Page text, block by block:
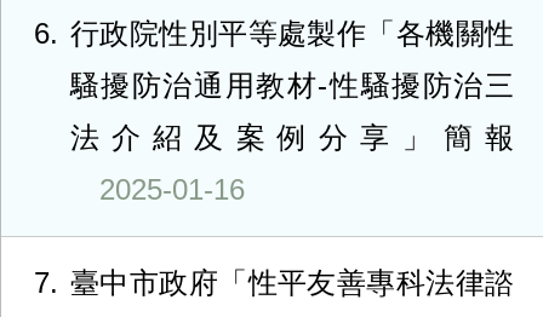
6
行政院性別平等處製作「各機關性
騷擾防治通用教材-性騷擾防治三
法介紹及案例分享」簡報
2025-01-16
7
臺中市政府「性平友善專科法律諮